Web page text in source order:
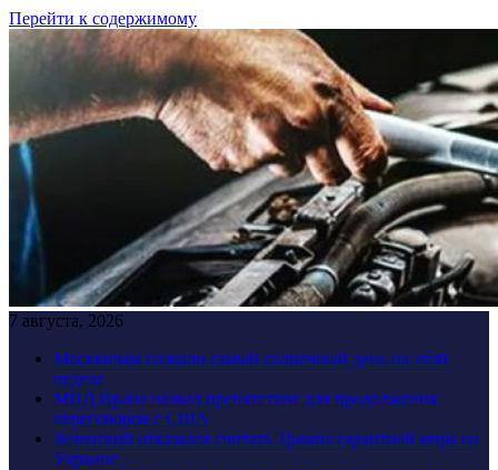
Перейти к содержимому
7 августа, 2026
Москвичам назвали самый солнечный день на этой
неделе
МИД Ирана назвал препятствие для продолжения
переговоров с США
Зеленский отказался считать Трампа гарантией мира на
Украине